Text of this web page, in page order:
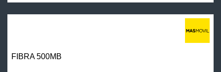
FIBRA500MB